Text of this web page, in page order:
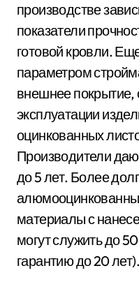
производстве
показатели
готовой кровли.
параметром
внешнее покрытие,
эксплуатации
оцинкованных
Производители
до 5 лет. Более
материалы с
могут служить до
гарантию до 20 лет).